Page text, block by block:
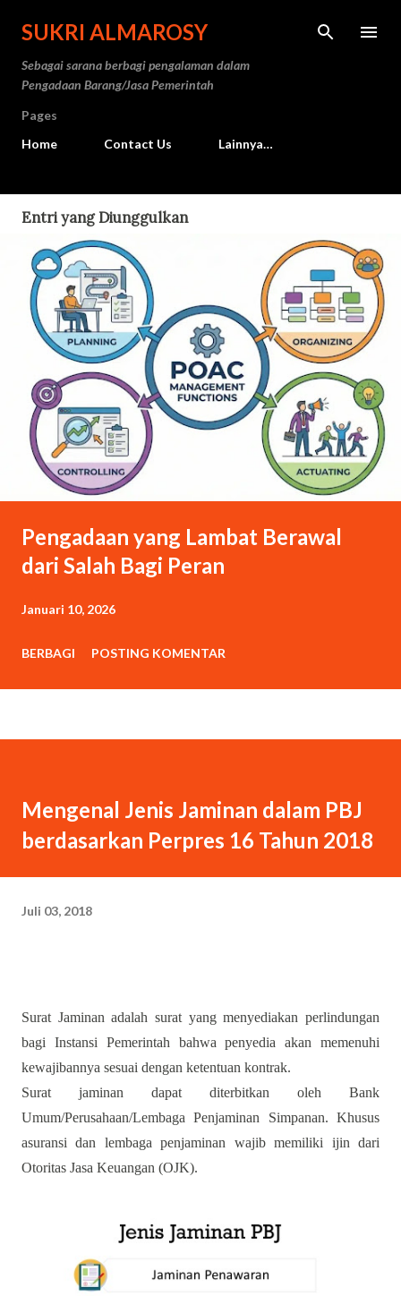
Langsung ke konten utama
SUKRI ALMAROSY
Sebagai sarana berbagi pengalaman dalam
Pengadaan Barang/Jasa Pemerintah
Pages
Home
Contact Us Lainnya…
Entri yang Diunggulkan
Pengadaan yang Lambat Berawal
dari Salah Bagi Peran
Januari 10, 2026
BERBAGI POSTING KOMENTAR
Mengenal Jenis Jaminan dalam PBJ
berdasarkan Perpres 16 Tahun 2018
Juli 03, 2018
Surat Jaminan adalah surat yang menyediakan perlindungan
bagi Instansi Pemerintah bahwa penyedia akan memenuhi
kewajibannya sesuai dengan ketentuan kontrak.
Surat jaminan dapat diterbitkan oleh Bank
Umum/Perusahaan/Lembaga Penjaminan Simpanan. Khusus
asuransi dan lembaga penjaminan wajib memiliki ijin dari
Otoritas Jasa Keuangan (OJK).